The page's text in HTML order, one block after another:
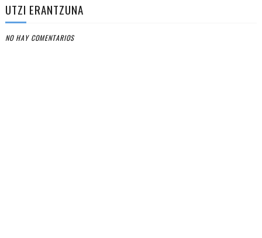
UTZI ERANTZUNA
NO HAY COMENTARIOS